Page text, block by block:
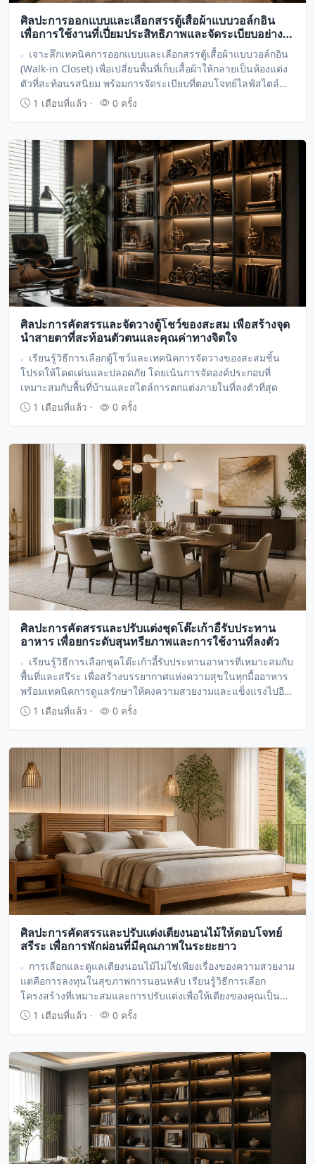
ศิลปะการออกแบบและเลือกสรรตู้เสื้อผ้าแบบวอล์กอิน
เพื่อการใช้งานที่เปี่ยมประสิทธิภาพและจัดระเบียบอย่าง
เหนือระดับ
เจาะลึกเทคนิคการออกแบบและเลือกสรรตู้เสื้อผ้าแบบวอล์กอิน
(Walk-in Closet) เพื่อเปลี่ยนพื้นที่เก็บเสื้อผ้าให้กลายเป็นห้องแต่ง
ตัวที่สะท้อนรสนิยม พร้อมการจัดระเบียบที่ตอบโจทย์ไลฟ์สไตล์
การใช้งานในทุกรายละเอียด
1 เดือนที่แล้ว · 0 ครั้ง
ศิลปะการคัดสรรและจัดวางตู้โชว์ของสะสม เพื่อสร้างจุด
นำสายตาที่สะท้อนตัวตนและคุณค่าทางจิตใจ
เรียนรู้วิธีการเลือกตู้โชว์และเทคนิคการจัดวางของสะสมชิ้น
โปรดให้โดดเด่นและปลอดภัย โดยเน้นการจัดองค์ประกอบที่
เหมาะสมกับพื้นที่บ้านและสไตล์การตกแต่งภายในที่ลงตัวที่สุด
1 เดือนที่แล้ว ·
0 ครั้ง
ศิลปะการคัดสรรและปรับแต่งชุดโต๊ะเก้าอี้รับประทาน
อาหาร เพื่อยกระดับสุนทรียภาพและการใช้งานที่ลงตัว
เรียนรู้วิธีการเลือกชุดโต๊ะเก้าอี้รับประทานอาหารที่เหมาะสมกับ
พื้นที่และสรีระ เพื่อสร้างบรรยากาศแห่งความสุขในทุกมื้ออาหาร
พร้อมเทคนิคการดูแลรักษาให้คงความสวยงามและแข็งแรงไปอีก
ยาวนาน
1 เดือนที่แล้ว · 0 ครั้ง
ศิลปะการคัดสรรและปรับแต่งเตียงนอนไม้ให้ตอบโจทย์
สรีระ เพื่อการพักผ่อนที่มีคุณภาพในระยะยาว
การเลือกและดูแลเตียงนอนไม้ไม่ใช่เพียงเรื่องของความสวยงาม
แต่คือการลงทุนในสุขภาพการนอนหลับ เรียนรู้วิธีการเลือก
โครงสร้างที่เหมาะสมและการปรับแต่งเพื่อให้เตียงของคุณเป็น
พื้นที่แห่งการพักผ่อนที่สมบูรณ์แบบ
1 เดือนที่แล้ว · 0 ครั้ง